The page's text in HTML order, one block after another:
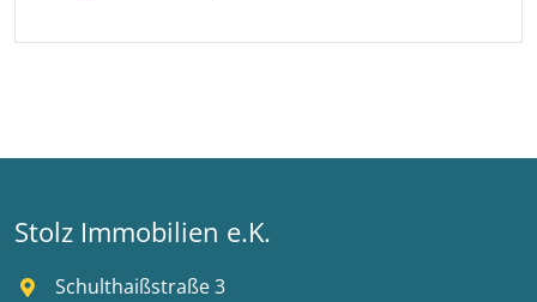
Stolz Immobilien e.K.
Schulthaißstraße 3